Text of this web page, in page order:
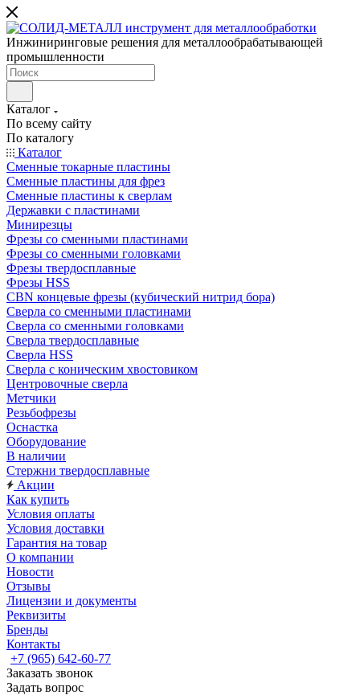
Инжиниринговые решения для металлообрабатывающей
промышленности
Каталог
По всему сайту
По каталогу
Каталог
Сменные токарные пластины
Сменные пластины для фрез
Сменные пластины к сверлам
Державки с пластинами
Минирезцы
Фрезы со сменными пластинами
Фрезы со сменными головками
Фрезы твердосплавные
Фрезы HSS
CBN концевые фрезы (кубический нитрид бора)
Сверла со сменными пластинами
Сверла со сменными головками
Сверла твердосплавные
Сверла HSS
Сверла с коническим хвостовиком
Центровочные сверла
Метчики
Резьбофрезы
Оснастка
Оборудование
В наличии
Стержни твердосплавные
Акции
Как купить
Условия оплаты
Условия доставки
Гарантия на товар
О компании
Новости
Отзывы
Лицензии и документы
Реквизиты
Бренды
Контакты
+7 (965) 642-60-77
Заказать звонок
Задать вопрос